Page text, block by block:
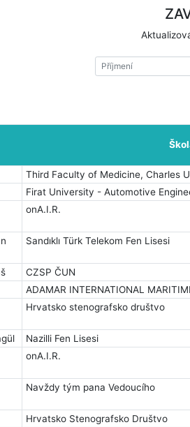
Third Faculty of Medicine, Charles
Firat University - Automotive
onA.I.R.
Sandıklı Türk Telekom Fen Lisesi
CZSP ČUN
ADAMAR INTERNATIONAL
Hrvatsko stenografsko društvo
Nazilli Fen Lisesi
onA.I.R.
Navždy tým pana Vedoucího
Hrvatsko Stenografsko Društvo